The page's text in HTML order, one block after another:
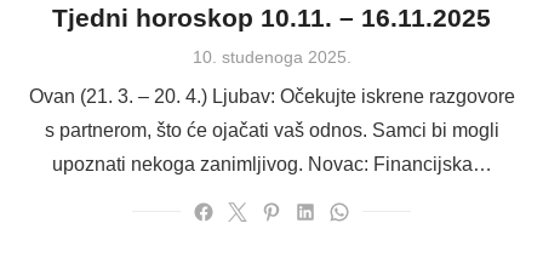
Tjedni horoskop 10.11. – 16.11.2025
Posted
10. studenoga 2025.
Ovan (21. 3. – 20. 4.) Ljubav: Očekujte iskrene razgovore
s partnerom, što će ojačati vaš odnos. Samci bi mogli
upoznati nekoga zanimljivog. Novac: Financijska…